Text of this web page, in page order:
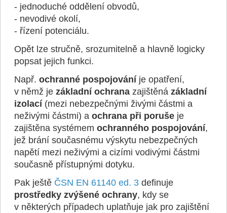
- jednoduché oddělení obvodů,
- nevodivé okolí,
- řízení potenciálu.
Opět lze stručně, srozumitelně a hlavně logicky
popsat jejich funkci.
Např. ochranné pospojováníje opatření,
v němž je základní ochranazajištěná základní
izolací(mezi nebezpečnými živými částmi a
neživými částmi) a ochrana při porušeje
zajištěna systémem ochranného pospojování,
jež brání současnému výskytu nebezpečných
napětí mezi neživými a cizími vodivými částmi
současně přístupnými dotyku.
Pak ještě ČSN EN 61140 ed. 3definuje
prostředky zvýšené ochrany, kdy se
v některých případech uplatňuje jak pro zajištění